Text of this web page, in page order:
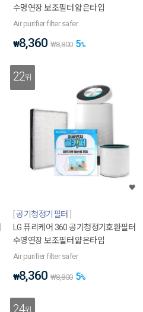
수명연장 보조필터 얇은타입
Air purifier filter safer
₩8,360 ₩8,800 5%
22위
공기청정기필터
LG 퓨리케어 360 공기청정기호환필터
수명연장 보조필터 얇은타입
Air purifier filter safer
₩8,360 ₩8,800 5%
24위